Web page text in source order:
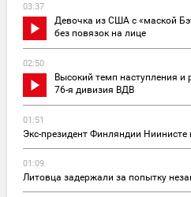
03:37
Девочка из США с «маской
без повязок на лице
02:50
Высокий темп наступления и
76-я дивизия ВДВ
01:51
Экс-президент Финляндии
01:09
Литовца задержали за попытку